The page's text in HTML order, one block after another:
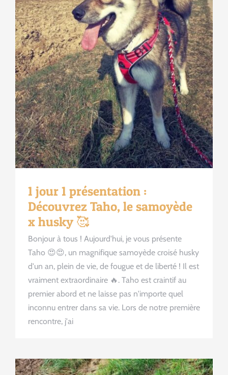
1 jour 1 présentation :
Découvrez Taho, le samoyède
x husky 🥰
Bonjour à tous ! Aujourd'hui, je vous présente
Taho 😍😍, un magnifique samoyède croisé husky
d'un an, plein de vie, de fougue et de liberté ! Il est
vraiment extraordinaire 🔥. Taho est craintif au
premier abord et ne laisse pas n'importe quel
inconnu entrer dans sa vie. Lors de notre première
rencontre, j'ai